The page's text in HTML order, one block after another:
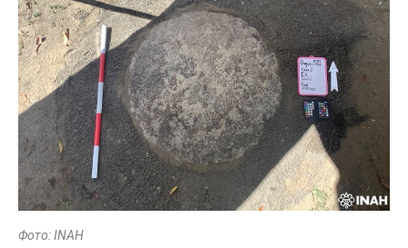
Фото: INAH